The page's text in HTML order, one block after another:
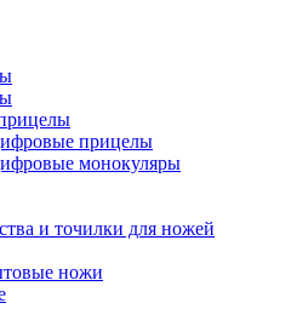
прицелы
монокуляры
и точилки для ножей
ножи